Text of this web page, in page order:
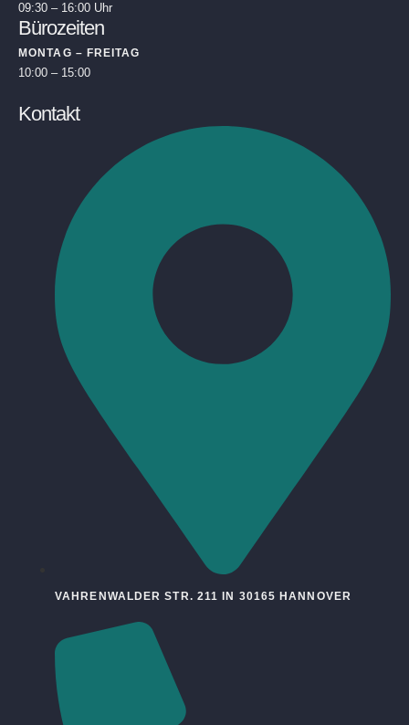
09:30 – 16:00 Uhr
Bürozeiten
MONTAG – FREITAG
10:00 – 15:00
Kontakt
VAHRENWALDER STR. 211 IN 30165 HANNOVER